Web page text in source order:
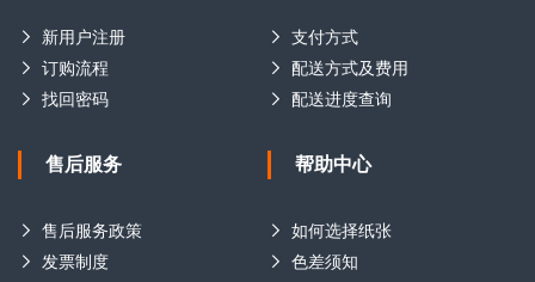
新用户注册
订购流程
找回密码
支付方式
配送方式及费用
配送进度查询
售后服务
售后服务政策
发票制度
帮助中心
如何选择纸张
色差须知